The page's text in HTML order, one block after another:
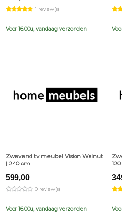
1 review(s)
Voor 16.00u, vandaag verzonden
Zwevend tv meubel Vision Walnut
| 240 cm
599,00
0 review(s)
Voor 16.00u, vandaag verzonden